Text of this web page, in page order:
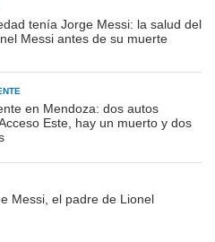
tenía Jorge Messi: la salud del
Messi antes de su muerte
en Mendoza: dos autos
Este, hay un muerto y dos
Messi, el padre de Lionel